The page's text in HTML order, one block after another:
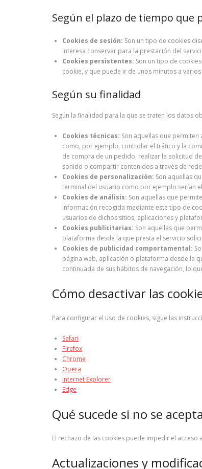
Según el plazo de tiempo que
Cookies de sesión: Son un tipo de cookies
interesa conservar para la prestación del
Cookies persistentes: Son un tipo de
cookie, y que puede ir de unos minutos a varios
Según su finalidad
Según la finalidad para la que se traten los datos
Cookies técnicas: Son aquellas que
como, por ejemplo, controlar el tráfico y la
de compra de un pedido, realizar la solicitud
sonido o compartir contenidos a través de
Cookies de personalización: Son aquellas
terminal del usuario como por ejemplo serían
Cookies de análisis: Son aquellas que
información recogida mediante este tipo de
usuarios de dichos sitios, aplicaciones y
Cookies publicitarias: Son aquellas que
plataforma desde la que presta el servicio
Cookies de publicidad comportamental:
página web, aplicación o plataforma desde la
continuada de sus hábitos de navegación, lo
Cómo desactivar las
Para configurar el uso de cookies, sigue las
Safari
Firefox
Chrome
Opera
Internet Explorer
Edge
Qué sucede si no se
El rechazo de las cookies puede impedir el
Actualizaciones y